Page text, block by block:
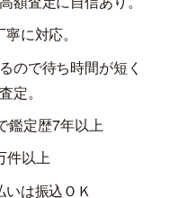
に対応。
ので待ち時間が短く
定。
鑑定歴7年以上
件以上
いは振込ＯＫ